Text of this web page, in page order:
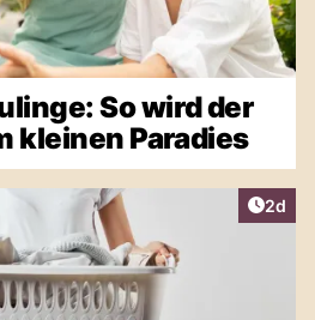
So wird der
kleinen Paradies
2d